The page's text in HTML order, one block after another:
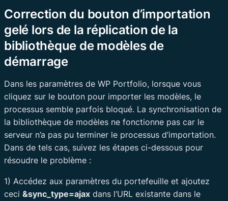
Correction du bouton d’importation
gelé lors de la réplication de la
bibliothèque de modèles de
démarrage
Dans les paramètres de WP Portfolio, lorsque vous
cliquez sur le bouton pour importer les modèles, le
processus semble parfois bloqué. La synchronisation de
la bibliothèque de modèles ne fonctionne pas car le
serveur n’a pas pu terminer le processus d’importation.
Dans de tels cas, suivez les étapes ci-dessous pour
résoudre le problème :
1) Accédez aux paramètres du portefeuille et ajoutez
ceci &sync_type=ajax dans l’URL existante dans le